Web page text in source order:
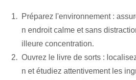
Préparez l'environnement :
n endroit calme et sans
illeure concentration.
Ouvrez le livre de sorts :
n et étudiez attentivement les